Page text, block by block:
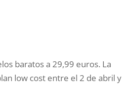
baratos a 29,99 euros. La
low cost entre el 2 de abril y